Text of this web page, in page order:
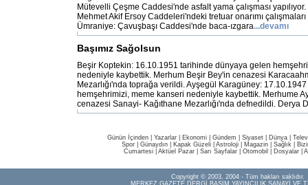
Mütevelli Çeşme Caddesi'nde asfalt yama çalışması
Mehmet Akif Ersoy Caddeleri'ndeki tretuar onarımı
Ümraniye: Çavuşbaşı Caddesi'nde baca-ızgara...devamı
Başımız Sağolsun
Beşir Koptekin: 16.10.1951 tarihinde dünyaya gelen
nedeniyle kaybettik. Merhum Beşir Bey'in cenazesi
Mezarlığı'nda toprağa verildi. Ayşegül Karagüney: 17.10.1947
hemşehrimizi, meme kanseri nedeniyle kaybettik. Merhume
cenazesi Sanayi- Kağıthane Mezarlığı'nda defnedildi. Derya
Günün İçinden Yazarlar Ekonomi Gündem Siyaset Dünya |
Spor
Günaydın Kapak Güzeli Astroloji Magazin Sağlık
Cumartesi| Aktüel Pazar| Sarı Sayfalar| Otomobil Dosyalar|
Copyright © 2003, 2004 - Tüm hakları saklıdır.
MERKEZ GAZETE DERGİ BASIM YAYINCILIK SANAYİ VE